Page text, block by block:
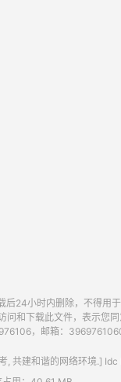
24小时内删除，不得用
和下载此文件，表示您
，邮箱：
, 共建和谐的网络环境.] Idc